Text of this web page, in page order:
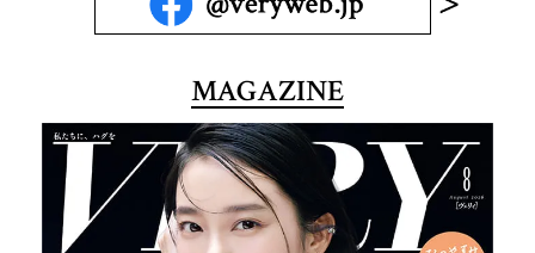
MAGAZINE